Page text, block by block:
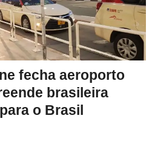
fecha aeroporto
brasileira
o Brasil